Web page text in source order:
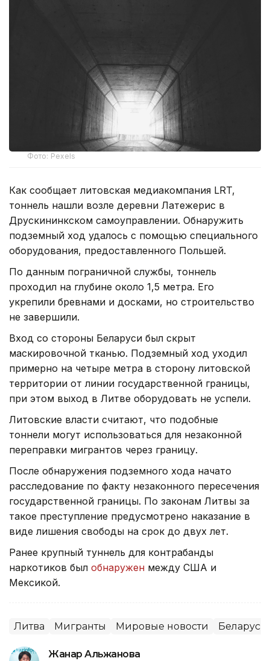
Фото: Pexels
Как сообщает литовская медиакомпания LRT,
тоннель нашли возле деревни Латежерис в
Друскининкском самоуправлении. Обнаружить
подземный ход удалось с помощью специального
оборудования, предоставленного Польшей.
По данным пограничной службы, тоннель
проходил на глубине около 1,5 метра. Его
укрепили бревнами и досками, но строительство
не завершили.
Вход со стороны Беларуси был скрыт
маскировочной тканью. Подземный ход уходил
примерно на четыре метра в сторону литовской
территории от линии государственной границы,
при этом выход в Литве оборудовать не успели.
Литовские власти считают, что подобные
тоннели могут использоваться для незаконной
переправки мигрантов через границу.
После обнаружения подземного хода начато
расследование по факту незаконного пересечения
государственной границы. По законам Литвы за
такое преступление предусмотрено наказание в
виде лишения свободы на срок до двух лет.
Ранее крупный туннель для контрабанды
наркотиков был обнаружен между США и
Мексикой.
Литва Мигранты Мировые новости Беларусь
Жанар Альжанова